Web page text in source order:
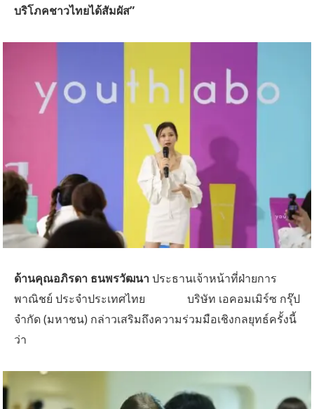
บริโภคชาวไทยได้สัมผัส”
ด้านคุณอภิรดา ธนพรวัฒนาประธานเจ้าหน้าที่ฝ่ายการ
พาณิชย์ ประจำประเทศไทย บริษัท เอคอมเมิร์ซ กรุ๊ป
จำกัด (มหาชน) กล่าวเสริมถึงความร่วมมือเชิงกลยุทธ์ครั้งนี้
ว่า